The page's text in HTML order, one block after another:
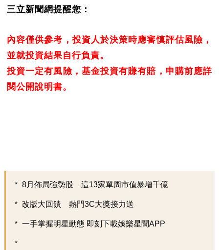
三立新聞網提醒您：
內容僅供參考，投資人於決策時應審慎評估風險，
並就投資結果自行負責。
投資一定有風險，基金投資有賺有賠，申購前應詳
閱公開說明書。
8月佈局強勢股 這13家單周市值暴增千億
改版大回饋 熱門3C大獎接力送
一手掌握明星動態 即刻下載娛樂星聞APP